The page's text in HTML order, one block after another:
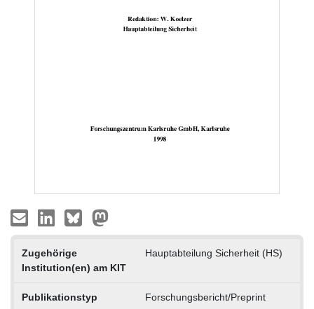
Zugehörige
Institution(en) am KIT
Hauptabteilung Sicherheit (HS)
Publikationstyp Forschungsbericht/Preprint